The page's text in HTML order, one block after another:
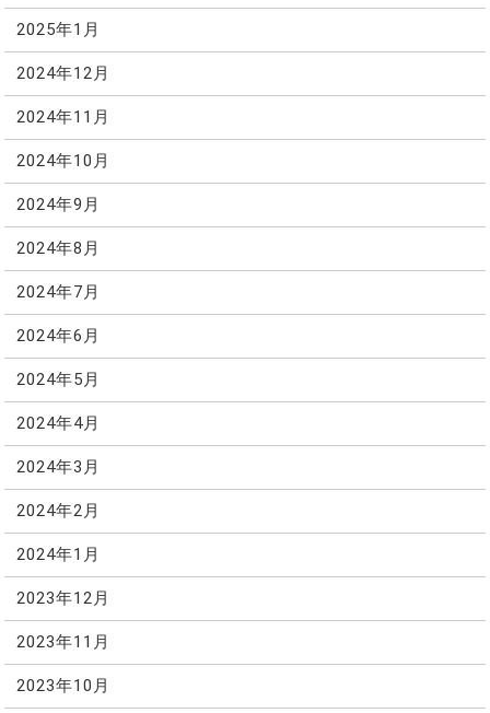
2025年1月
2024年12月
2024年11月
2024年10月
2024年9月
2024年8月
2024年7月
2024年6月
2024年5月
2024年4月
2024年3月
2024年2月
2024年1月
2023年12月
2023年11月
2023年10月